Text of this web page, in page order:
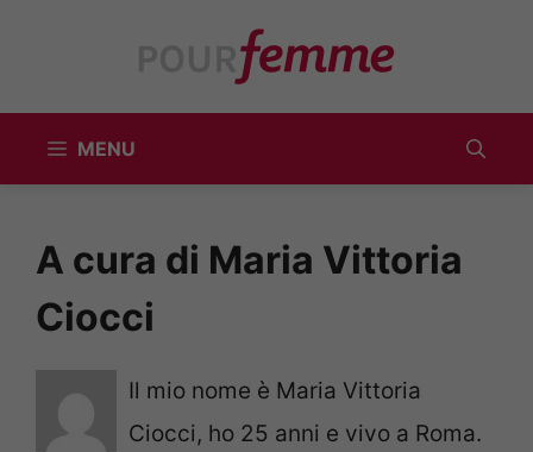
MENU
A cura di Maria Vittoria
Ciocci
Il mio nome è Maria Vittoria
Ciocci, ho 25 anni e vivo a Roma.